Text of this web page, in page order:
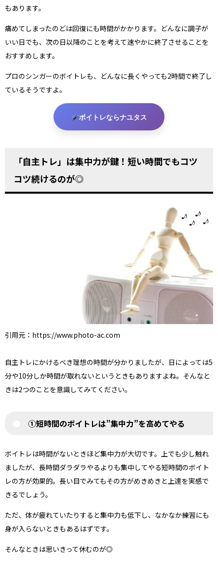
もあります。
痛めてしまったのどは回復にも時間がかかります。どんなに調子が
いい日でも、次の日以降のことを考えて速やかに終了させることを
おすすめします。
プロのシンガーのボイトレも、どんなに長くやっても2時間で終了し
ているそうですよ。
ボイトレならナユタス
「自主トレ」は集中力が鍵！短い時間でもコツ
コツ続けるのが◎
引用元：https://www.photo-ac.com
自主トレにかけるべき理想の時間が分かりましたが、日によっては5
分や10分しか時間が取れないというときもありますよね。そんなと
きは2つのことを意識してみてください。
①短時間のボイトレは”集中力”を高めてやる
ボイトレは時間がないときほど集中力が大切です。上でも少し触れ
ましたが、長時間ダラダラやるよりも集中してやる短時間のボイト
レの方が効果的。長い目でみてもその方がめきめきと上達を実感で
きるでしょう。
ただ、体が疲れていたりすると集中力も低下し、なかなか練習にも
身が入らないときもあるはずです。
そんなときは思いきって休むのが◎